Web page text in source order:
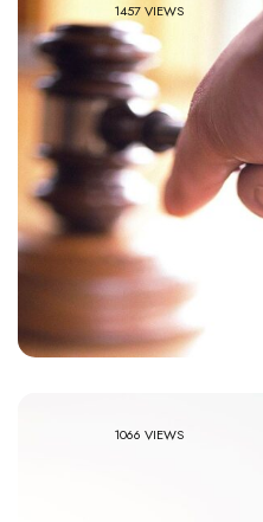
1457 VIEWS
1066 VIEWS